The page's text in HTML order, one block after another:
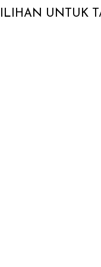
UNTUK